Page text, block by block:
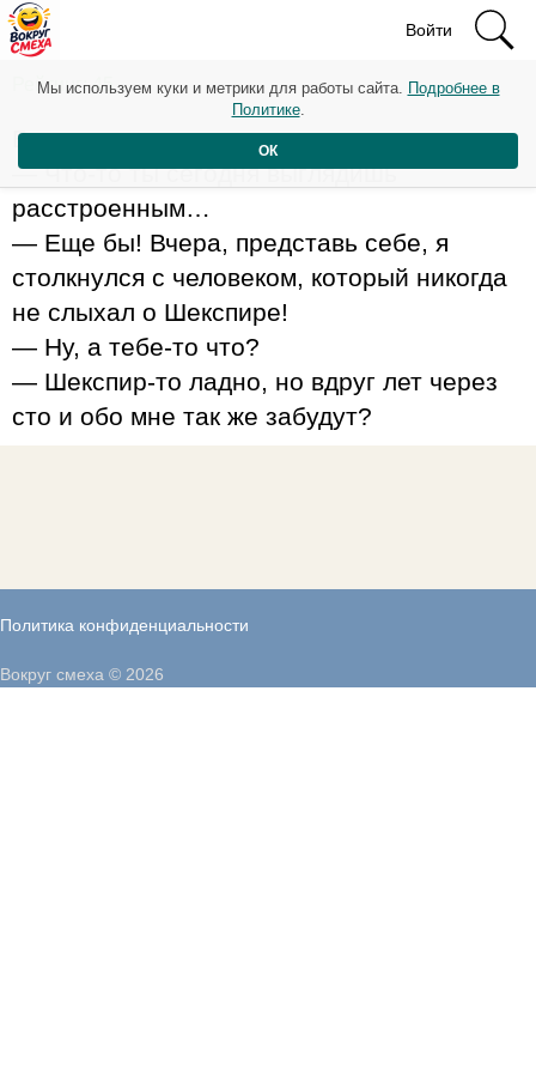
Войти
Рейтинг: 45
Беседуют два писателя:
— Что-то ты сегодня выглядишь
расстроенным…
— Еще бы! Вчера, представь себе, я
столкнулся с человеком, который никогда
не слыхал о Шекспире!
— Ну, а тебе-то что?
— Шекспир-то ладно, но вдруг лет через
сто и обо мне так же забудут?
Политика конфиденциальности
Мы используем куки и метрики для работы сайта. Подробнее в
Политике.
ОК
Вокруг смеха © 2026